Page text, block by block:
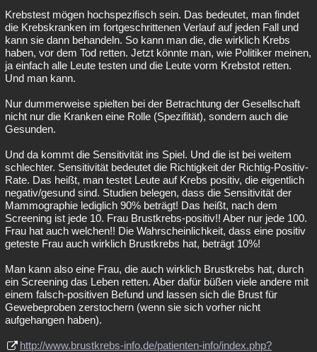
Krebstest mögen hochspezifisch sein. Das bedeutet, man findet
die Krebskranken im fortgeschrittenen Verlauf auf jeden Fall und
kann sie dann behandeln. So kann man die, die wirklich Krebs
haben, vor dem Tod retten. Jetzt könnte man, wie Politiker meinen,
ja einfach alle Leute testen und die Leute vorm Krebstot retten.
Und man kann.
Nur dummerweise spielten bei der Betrachtung der Gesellschaft
nicht nur die Kranken eine Rolle (Spezifität), sondern auch die
Gesunden.
Und da kommt die Sensitivität ins Spiel. Und die ist bei weitem
schlechter. Sensitivität bedeutet die Richtigkeit der Richtig-Positiv-
Rate. Das heißt, man testet Leute auf Krebs positiv, die eigentlich
negativ/gesund sind. Studien belegen, dass die Sensitivität der
Mammographie lediglich 90% beträgt! Das heißt, nach dem
Screening ist jede 10. Frau Brustkrebs-positiv!! Aber nur jede 100.
Frau hat auch welchen!! Die Wahrscheinlichkeit, dass eine positiv
geteste Frau auch wirklich Brustkrebs hat, beträgt 10%!
Man kann also eine Frau, die auch wirklich Brustkrebs hat, durch
ein Screening das Leben retten. Aber dafür büßen viele andere mit
einem falsch-positiven Befund und lassen sich die Brust für
Gewebeproben zerstochern (wenn sie sich vorher nicht
aufgehangen haben).
http://www.brustkrebs-info.de/patienten-info/index.php?